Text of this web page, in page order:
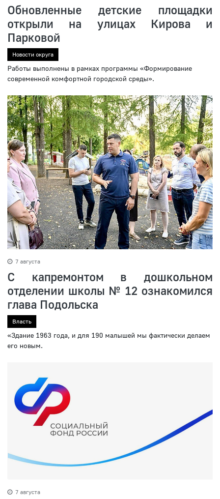
Обновленные детские площадки
открыли на улицах Кирова и
Парковой
Новости округа
Работы выполнены в рамках программы «Формирование
современной комфортной городской среды».
7 августа
С капремонтом в дошкольном
отделении школы № 12 ознакомился
глава Подольска
Власть
«Здание 1963 года, и для 190 малышей мы фактически делаем
его новым.
7 августа